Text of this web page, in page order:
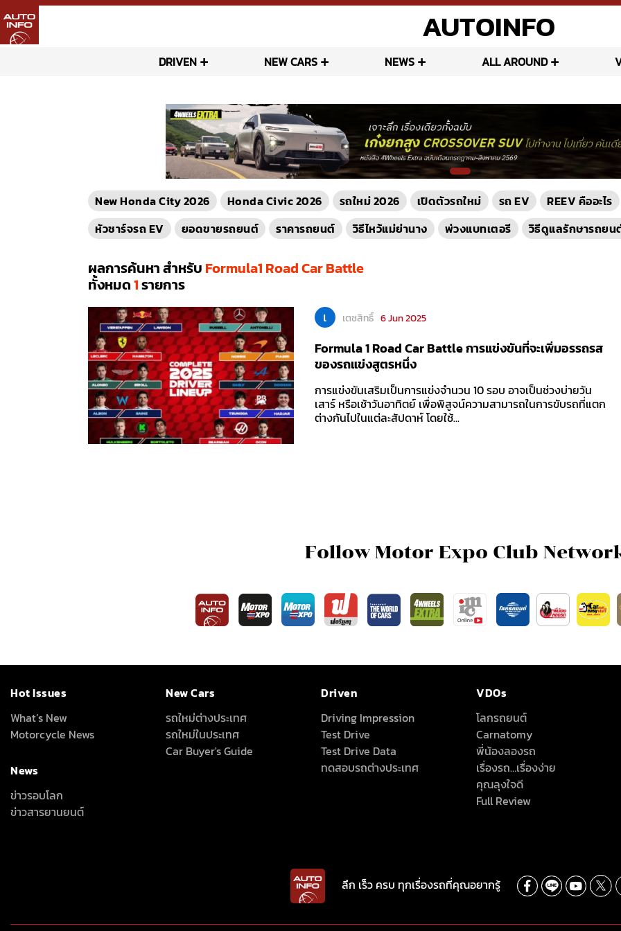
AUTOINFO
DRIVEN NEW CARS NEWS ALL AROUND
New Honda City 2026 Honda Civic 2026 รถใหม่ 2026 เปิดตัวรถใหม่ รถ EV
REEV คืออะไร
หัวชาร์จรถ EV
ยอดขายรถยนต์ ราคารถยนต์ วิธีไหว้แม่ย่านาง พ่วงแบทเตอรี วิธีดูแลรักษารถยน
ผลการค้นหา สำหรับ Formula1 Road Car Battle
ทั้งหมด1รายการ
เ เตชสิทธิ์ 6 Jun 2025
Formula 1 Road Car Battle การแข่งขันที่จะเพิ่มอรรถรส
ของรถแข่งสูตรหนึ่ง
การแข่งขันเสริมเป็นการแข่งจำนวน 10 รอบ อาจเป็นช่วงบ่ายวัน
เสาร์ หรือเช้าวันอาทิตย์ เพื่อพิสูจน์ความสามารถในการขับรถที่แตก
ต่างกันไปในแต่ละสัปดาห์ โดยใช้...
Follow Motor Expo Club
Hot Issues
What’s New
Motorcycle News
News
ข่าวรอบโลก
ข่าวสารยานยนต์
New Cars
รถใหม่ต่างประเทศ
รถใหม่ในประเทศ
Car Buyer's Guide
Driven
Driving Impression
Test Drive
Test Drive Data
ทดสอบรถต่างประเทศ
VDOs
โลกรถยนต์
Carnatomy
พี่น้องลองรถ
เรื่องรถ…เรื่องง่าย
คุณลุงใจดี
Full Review
ลึก เร็ว ครบ ทุกเรื่องรถที่คุณอยากรู้